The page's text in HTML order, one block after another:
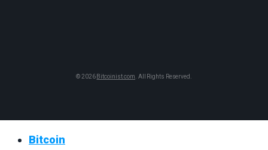
© 2026 Bitcoinist.com . All Rights Reserved.
Bitcoin